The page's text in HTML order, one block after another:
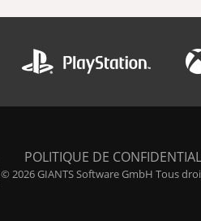
POLITIQUE DE
© 2026 GIANTS Software GmbH Tous